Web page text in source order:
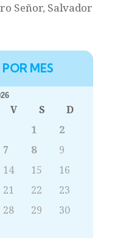
Señor, Salvador
MES
V S
D
1
2
7 8
9
14 15
16
21 22
23
28 29
30